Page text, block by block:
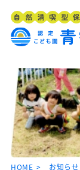
HOME お知ら